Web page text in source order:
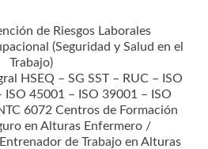
de Riesgos Laborales
(Seguridad y Salud en el
Trabajo)
HSEQ – SG SST – RUC – ISO
ISO 45001 – ISO 39001 – ISO
6072 Centros de Formación
en Alturas Enfermero /
de Trabajo en Alturas